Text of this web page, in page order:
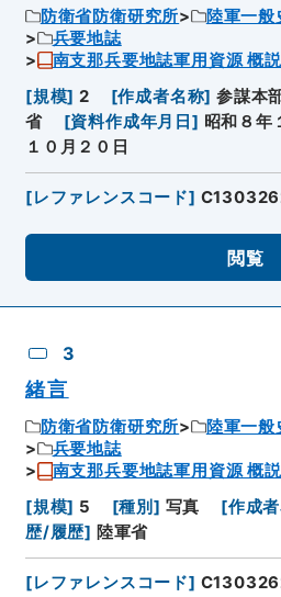
防衛省防衛研究所 陸軍一般
兵要地誌
南支那兵要地誌軍用資源 概
[規模] 2 [作成者名称] 参謀本
省
[資料作成年月日 ] 昭和８年
１０月２０日
[レファレンスコード]
閲覧
3
緒言
防衛省防衛研究所 陸軍一般
兵要地誌
南支那兵要地誌軍用資源 概
[規模] 5 [種別 ] 写真 [作成
歴/履歴] 陸軍省
[レファレンスコード]